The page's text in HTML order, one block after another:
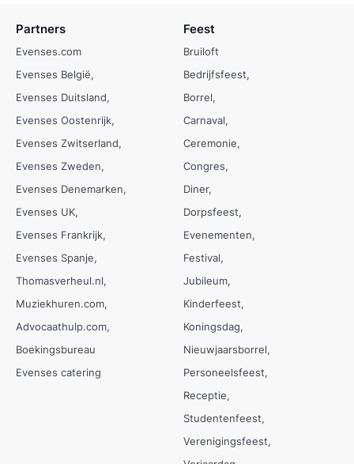
Partners
Evenses.com
Evenses België
Evenses Duitsland
Evenses Oostenrijk
Evenses Zwitserland
Evenses Zweden
Evenses Denemarken
Evenses UK
Evenses Frankrijk
Evenses Spanje
Thomasverheul.nl
Muziekhuren.com
Advocaathulp.com
Boekingsbureau
Evenses catering
Feest
Bruiloft
Bedrijfsfeest
Borrel
Carnaval
Ceremonie
Congres
Diner
Dorpsfeest
Evenementen
Festival
Jubileum
Kinderfeest
Koningsdag
Nieuwjaarsborrel
Personeelsfeest
Receptie
Studentenfeest
Verenigingsfeest